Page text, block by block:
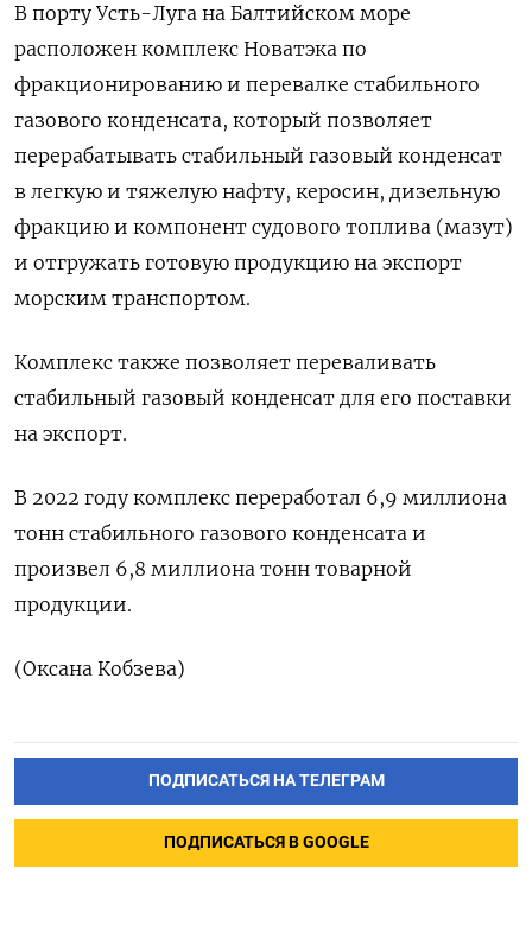
В порту Усть-Луга на Балтийском море
расположен комплекс Новатэка по
фракционированию и перевалке стабильного
газового конденсата, который позволяет
перерабатывать стабильный газовый конденсат
в легкую и тяжелую нафту, керосин, дизельную
фракцию и компонент судового топлива (мазут)
и отгружать готовую продукцию на экспорт
морским транспортом.
Комплекс также позволяет переваливать
стабильный газовый конденсат для его поставки
на экспорт.
В 2022 году комплекс переработал 6,9 миллиона
тонн стабильного газового конденсата и
произвел 6,8 миллиона тонн товарной
продукции.
​​​ (Оксана Кобзева)
ПОДПИСАТЬСЯ НА ТЕЛЕГРАМ
ПОДПИСАТЬСЯ В GOOGLE